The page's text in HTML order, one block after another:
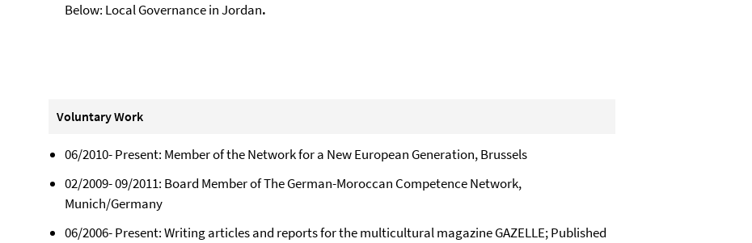
Below: Local Governance in Jordan.
Voluntary Work
06/2010- Present: Member of the Network for a New European Generation, Brussels
02/2009- 09/2011: Board Member of The German-Moroccan Competence Network,
Munich/Germany
06/2006- Present: Writing articles and reports for the multicultural magazine GAZELLE;Published